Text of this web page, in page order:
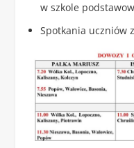
w szkole
Spotkania uczniów